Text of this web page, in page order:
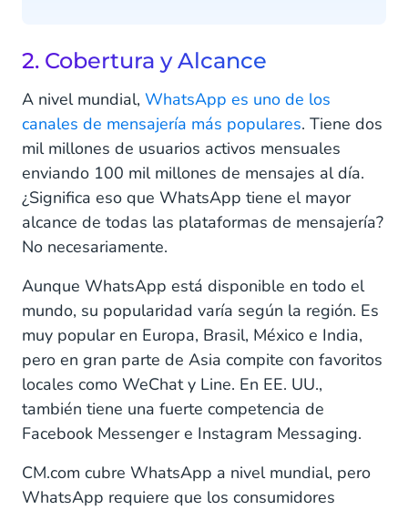
2. Cobertura y Alcance
A nivel mundial, WhatsApp es uno de los
canales de mensajería más populares. Tiene dos
mil millones de usuarios activos mensuales
enviando 100 mil millones de mensajes al día.
¿Significa eso que WhatsApp tiene el mayor
alcance de todas las plataformas de mensajería?
No necesariamente.
Aunque WhatsApp está disponible en todo el
mundo, su popularidad varía según la región. Es
muy popular en Europa, Brasil, México e India,
pero en gran parte de Asia compite con favoritos
locales como WeChat y Line. En EE. UU.,
también tiene una fuerte competencia de
Facebook Messenger e Instagram Messaging.
CM.com cubre WhatsApp a nivel mundial, pero
WhatsApp requiere que los consumidores